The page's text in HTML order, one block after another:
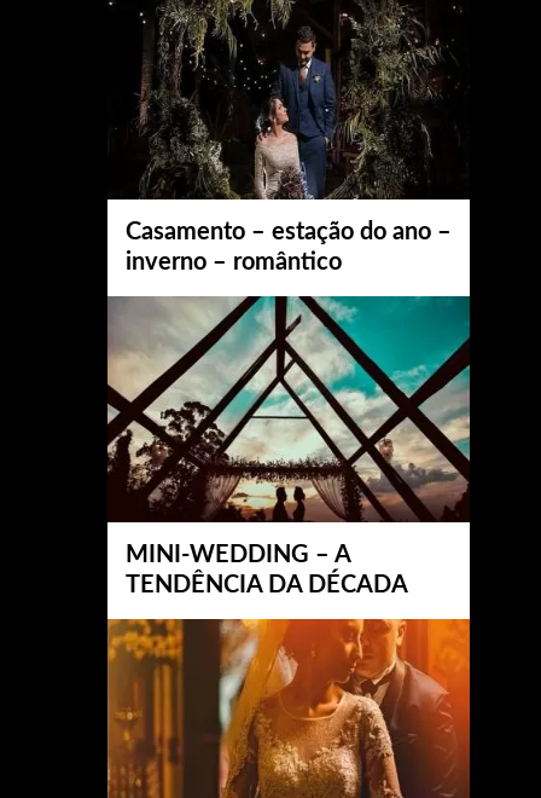
Casamento – estação do ano –
inverno – romântico
MINI-WEDDING – A
TENDÊNCIA DA DÉCADA